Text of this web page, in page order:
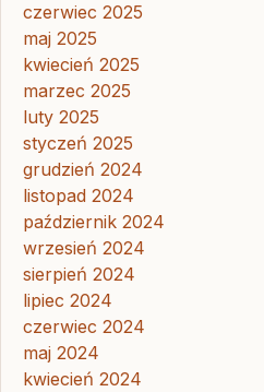
czerwiec 2025
maj 2025
kwiecień 2025
marzec 2025
luty 2025
styczeń 2025
grudzień 2024
listopad 2024
październik 2024
wrzesień 2024
sierpień 2024
lipiec 2024
czerwiec 2024
maj 2024
kwiecień 2024